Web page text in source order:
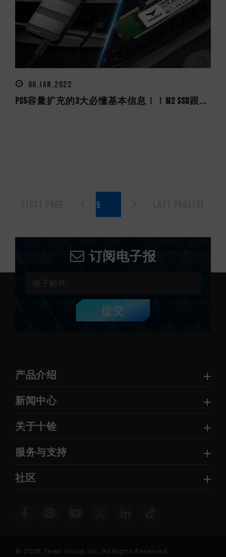
06.JAN.2022
PS5容量扩充的3大必懂基本信息！！M2 SSD跟...
订阅电子报
提交
产品介绍
新闻中心
关于十铨
服务与支持
社区
© 2026 Team Group Inc. All Rights Reserved.